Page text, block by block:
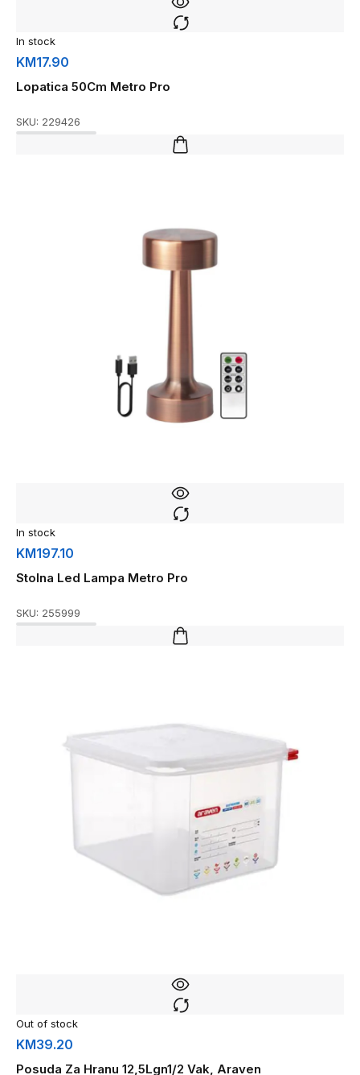
In stock
KM17.90
Lopatica 50Cm Metro Pro
SKU: 229426
In stock
KM197.10
Stolna Led Lampa Metro Pro
SKU: 255999
Out of stock
KM39.20
Posuda Za Hranu 12,5Lgn1/2 Vak, Araven